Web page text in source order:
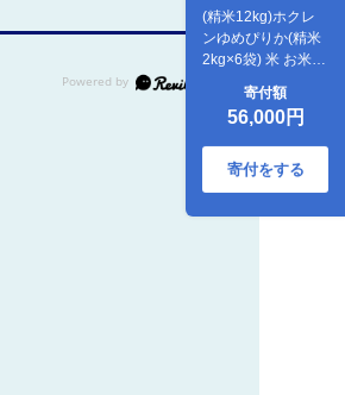
(精米12kg)ホクレ
ンゆめぴりか(精米
2kg×6袋) 米 お米
白米 ごはん ご飯 ラ
イス 和食 炭水化物
主食 おにぎり お弁
当 [JA新おたる]
寄付額
56,000円
寄付をする